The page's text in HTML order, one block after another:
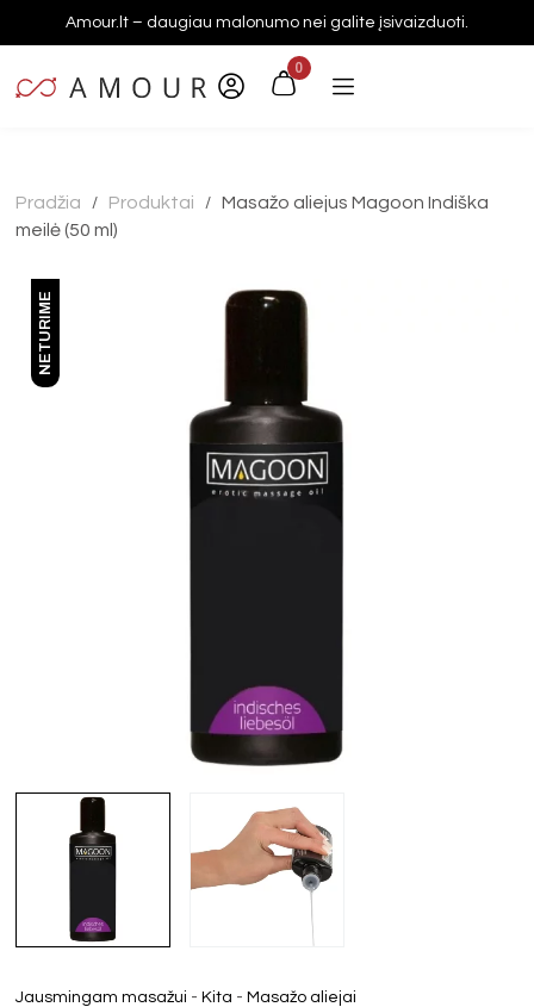
Amour.lt – daugiau malonumo nei galite įsivaizduoti.
0
Pradžia / Produktai /
Masažo aliejus Magoon Indiška
meilė (50 ml)
NETURIME
Jausmingam masažui -Kita -Masažo aliejai